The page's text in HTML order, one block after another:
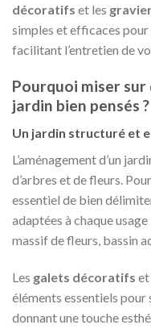
du
produit
décoratifs et les
simples et efficaces
facilitant l’entretien de
Pourquoi miser sur
jardin bien pensés ?
Un jardin structuré et
L’aménagement d’un
d’arbres et de fleurs.
essentiel de bien
adaptées à chaque
massif de fleurs, bassin
Les galets décoratifs et
éléments essentiels
donnant une touche